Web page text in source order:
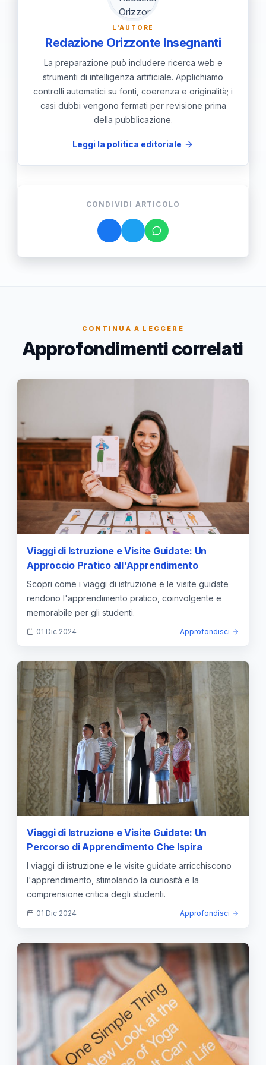
portando a esperienze educative
meno soddisfacenti.
L'AUTORE
Redazione Orizzonte Insegnanti
La preparazione può includere ricerca web e
strumenti di intelligenza artificiale. Applichiamo
controlli automatici su fonti, coerenza e originalità; i
casi dubbi vengono fermati per revisione prima
della pubblicazione.
Leggi la politica editoriale
CONDIVIDI ARTICOLO
CONTINUA A LEGGERE
Approfondimenti correlati
Viaggi di Istruzione e Visite Guidate: Un
Approccio Pratico all'Apprendimento
Scopri come i viaggi di istruzione e le visite guidate
rendono l'apprendimento pratico, coinvolgente e
memorabile per gli studenti.
01 Dic 2024 Approfondisci
Viaggi di Istruzione e Visite Guidate: Un
Percorso di Apprendimento Che Ispira
I viaggi di istruzione e le visite guidate arricchiscono
l'apprendimento, stimolando la curiosità e la
comprensione critica degli studenti.
01 Dic 2024 Approfondisci